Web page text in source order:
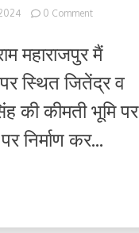
0 Commenton
51
के
की
कीमती
जमीन
पर
ने
महाराजपुर मैं
स्थित जितेंद्र व
की कीमती भूमि पर
निर्माण कर...